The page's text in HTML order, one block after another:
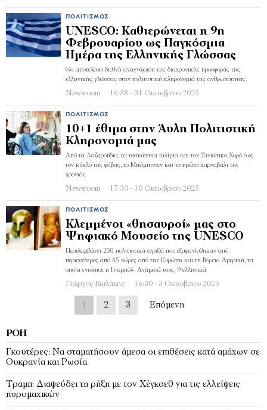
ΠΟΛΙΤΙΣΜΌΣ
UNESCO: Καθιερώνεται η 9η
Φεβρουαρίου ως Παγκόσμια
Ημέρα της Ελληνικής Γλώσσας
Θα αποτελέσει διεθνή αναγνώριση της διαχρονικής προσφοράς της
ελληνικής γλώσσας στην πολιτιστική κληρονομιά της ανθρωπότητας.
Newsroom 16:38 - 31 Οκτωβρίου 2025
ΠΟΛΙΤΙΣΜΌΣ
10+1 έθιμα στην Άυλη Πολιτιστική
Κληρονομιά μας
Από τα Λαζαρούδια, τα τσακώνικα κιλίμια και τον Σινιώτικο Χορό έως
τον κύκλο της φάβας, το Μπάμπιντεν και το πρώτο καρναβάλι της
χρονιάς
Newsroom 17:30 - 10 Οκτωβρίου 2025
ΠΟΛΙΤΙΣΜΌΣ
Κλεμμένοι «θησαυροί» μας στο
Ψηφιακό Μουσείο της UNESCO
Περιλαμβάνει 250 πολιτιστικά αγαθά που εξαφανίσθηκαν από
περισσότερες από 45 χώρες από την Ευρώπη και τη Βόρεια Αμερική, τα
οποία εντόπισε η Ιντερπόλ- Ανάμεσά τους, 9 ελληνικά
Γιώργος Βαϊλάκης 16:30 - 3 Οκτωβρίου 2025
1 2 3 Επόμενη
ΡΟΉ
Γκουτέρες: Να σταματήσουν άμεσα οι επιθέσεις κατά αμάχων σε
Ουκρανία και Ρωσία
Τραμπ: Διαψεύδει τη ρήξη με τον Χέγκσεθ για τις ελλείψεις
πυρομαχικών